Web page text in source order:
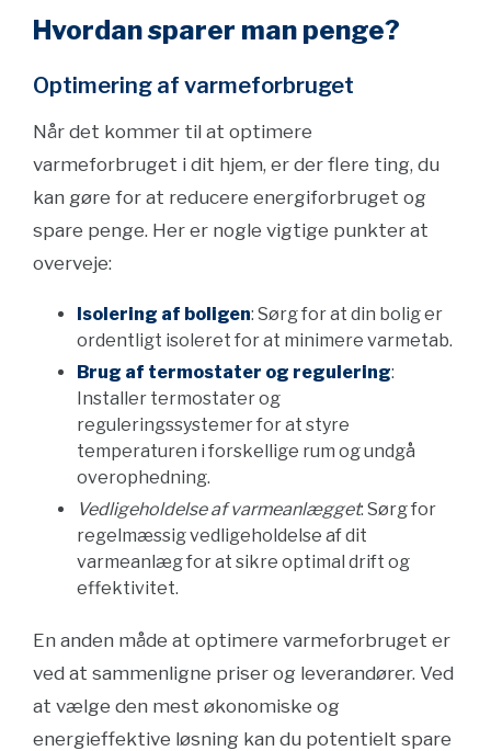
Hvordan sparer man penge?
Optimering af varmeforbruget
Når det kommer til at optimere
varmeforbruget i dit hjem, er der flere ting, du
kan gøre for at reducere energiforbruget og
spare penge. Her er nogle vigtige punkter at
overveje:
Isolering af boligen: Sørg for at din bolig er
ordentligt isoleret for at minimere varmetab.
Brug af termostater og regulering:
Installer termostater og
reguleringssystemer for at styre
temperaturen i forskellige rum og undgå
overophedning.
Vedligeholdelse af varmeanlægget: Sørg for
regelmæssig vedligeholdelse af dit
varmeanlæg for at sikre optimal drift og
effektivitet.
En anden måde at optimere varmeforbruget er
ved at sammenligne priser og leverandører. Ved
at vælge den mest økonomiske og
energieffektive løsning kan du potentielt spare